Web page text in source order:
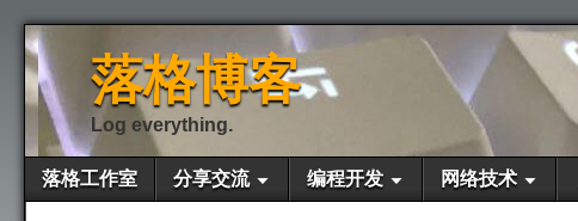
落格博客
Log everything.
落格工作室 分享交流 编程开发 网络技术